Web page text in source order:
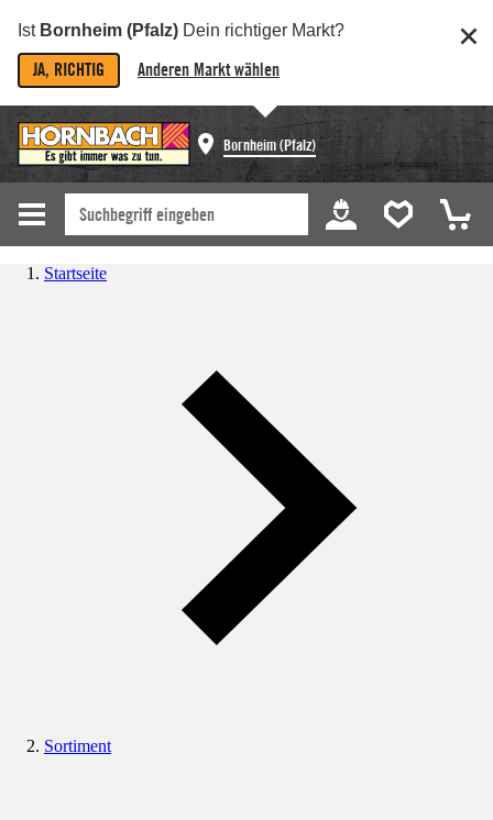
Ist Bornheim (Pfalz) Dein richtiger Markt?
JA, RICHTIG Anderen Markt wählen
Bornheim (Pfalz)
Startseite
Sortiment